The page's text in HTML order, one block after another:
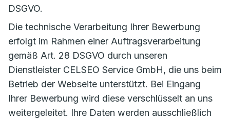
DSGVO.
Die technische Verarbeitung Ihrer Bewerbung
erfolgt im Rahmen einer Auftragsverarbeitung
gemäß Art. 28 DSGVO durch unseren
Dienstleister CELSEO Service GmbH, die uns beim
Betrieb der Webseite unterstützt. Bei Eingang
Ihrer Bewerbung wird diese verschlüsselt an uns
weitergeleitet. Ihre Daten werden ausschließlich